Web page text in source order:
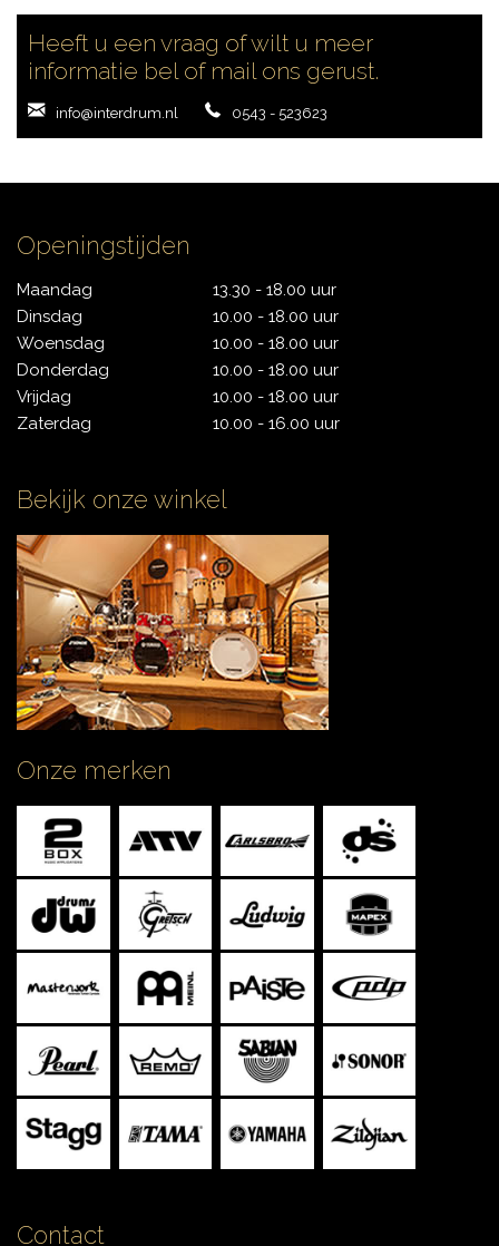
DRUMSCHOOL
Heeft u een vraag of wilt u meer
informatie bel of mail ons gerust.
info@interdrum.nl 0543 - 523623
Openingstijden
Maandag
Dinsdag
Woensdag
Donderdag
Vrijdag
Zaterdag
13.30 - 18.00 uur
10.00 - 18.00 uur
10.00 - 18.00 uur
10.00 - 18.00 uur
10.00 - 18.00 uur
10.00 - 16.00 uur
Bekijk onze winkel
Onze merken
Contact